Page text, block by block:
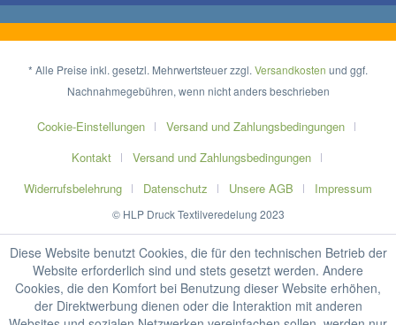
* Alle Preise inkl. gesetzl. Mehrwertsteuer zzgl. Versandkosten und ggf.
Nachnahmegebühren, wenn nicht anders beschrieben
Cookie-Einstellungen
Versand und Zahlungsbedingungen
Kontakt
Versand und Zahlungsbedingungen
Widerrufsbelehrung
Datenschutz Unsere AGB Impressum
© HLP Druck Textilveredelung 2023
Diese Website benutzt Cookies, die für den technischen Betrieb der
Website erforderlich sind und stets gesetzt werden. Andere
Cookies, die den Komfort bei Benutzung dieser Website erhöhen,
der Direktwerbung dienen oder die Interaktion mit anderen